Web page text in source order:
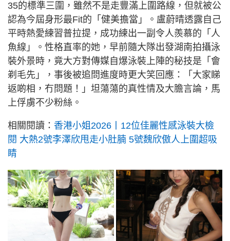
35的標準三圍，雖然不是走豐滿上圍路線，但就被公
認為今屆身形最Fit的「健美擔當」。盧蔚晴透露自己
平時熱愛練習普拉提，成功練出一副令人羨慕的「人
魚線」。性格直率的她，早前隨大隊出發湖南拍攝泳
裝外景時，竟大方對傳媒自爆泳裝上陣的秘技是「會
剃毛先」，事後被追問進度時更大笑回應：「大家睇
返啲相，冇問題！」坦蕩蕩的真性情及大膽言論，馬
上俘虜不少粉絲。
相關閱讀： 香港小姐2026丨12位佳麗性感泳裝大檢
閱 大熱2號李澤欣甩走小肚腩 5號魏欣傲人上圍超吸
睛